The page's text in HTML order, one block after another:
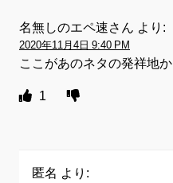
名無しのエペ速さん より:
2020年11月4日 9:40 PM
ここがあのネタの発祥地か
1
匿名 より: